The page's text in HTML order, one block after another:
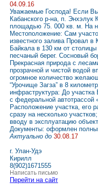
04.09.16
Уважаемые Господа! Если
Кабанского р-на, п. Энхэлук
площадью 75. 000 кв. м. На
Местоположение: Сам
известного залива Провал в
Байкала в 130 км от
песчаный берег. Сосновый
Прекрасная природа с
прозрачной и чистой водой
огромное количество
“Урочище Загза” в 8
инфраструктура: До
с федеральной автотрассой
Расположение участка, его
сразу на несколько
вводу в эксплуатацию
Документы: оформлен
Актуально до 30.08.17
г. Улан-Удэ
Кирилл
8(902)1671555
Написать письмо
Перейти на сайт